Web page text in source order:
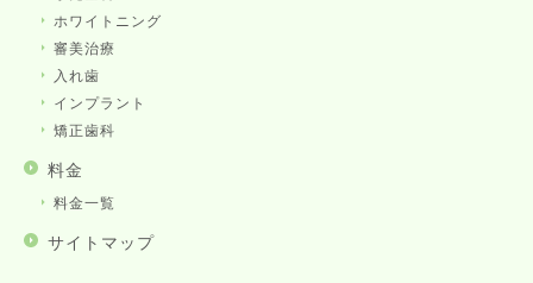
ホワイトニング
審美治療
入れ歯
インプラント
矯正歯科
料金
料金一覧
サイトマップ